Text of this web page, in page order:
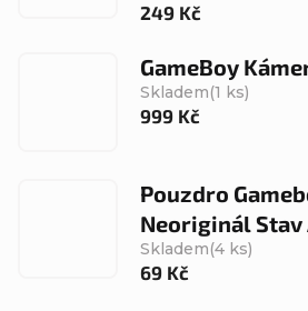
249 Kč
GameBoy
Skladem(1 ks)
999 Kč
Pouzdro
Neoriginál Stav
Skladem(4 ks)
69 Kč